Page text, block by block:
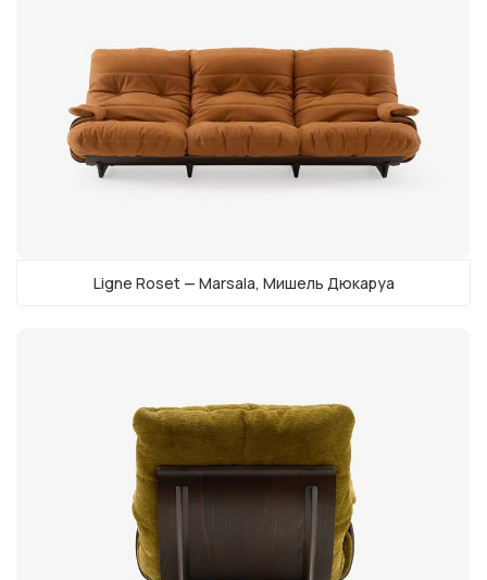
Ligne Roset — Marsala, Мишель Дюкаруа